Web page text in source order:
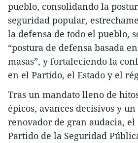
pueblo, consolidando la
seguridad popular,
la defensa de todo el pueblo,
“postura de defensa basada
masas”, y fortaleciendo la
en el Partido, el Estado y el
Tras un mandato lleno de
épicos, avances decisivos y
renovador de gran audacia, el
Partido de la Seguridad